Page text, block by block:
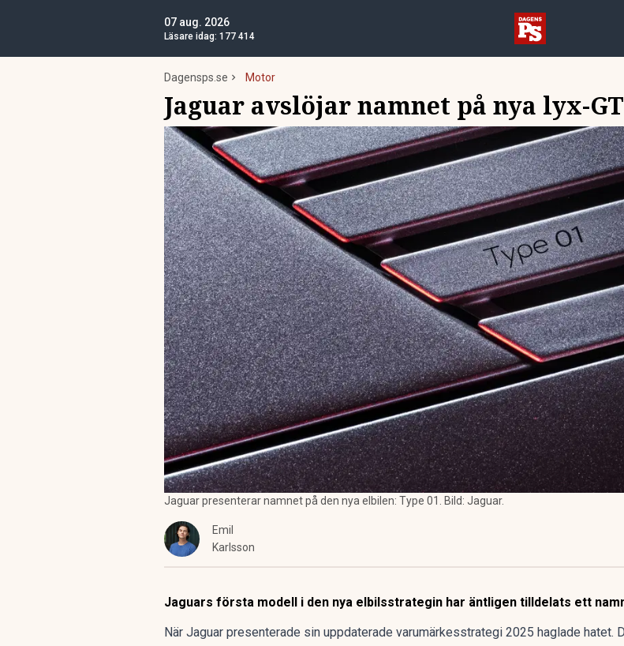
07 aug. 2026
Läsare idag: 177 414
Dagensps.se Motor
Jaguar avslöjar namnet på nya lyx-
Jaguar presenterar namnet på den nya elbilen: Type 01. Bild: Jaguar.
Emil
Karlsson
Jaguars första modell i den nya elbilsstrategin har äntligen tilldelats ett
När Jaguar presenterade sin uppdaterade varumärkesstrategi 2025 haglade